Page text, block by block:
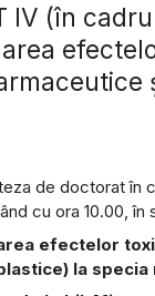
IV (în
teza de doctorat
cu ora 10.00, în
efectelor
la specia